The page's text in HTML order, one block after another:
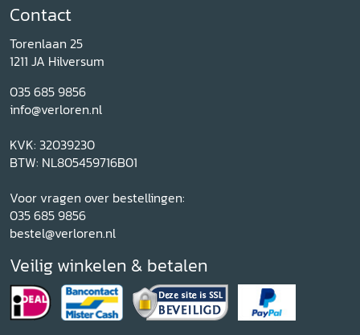
Contact
Torenlaan 25
1211 JA Hilversum
035 685 9856
info@verloren.nl
KVK: 32039230
BTW: NL805459716B01
Voor vragen over bestellingen:
035 685 9856
bestel@verloren.nl
Veilig winkelen & betalen